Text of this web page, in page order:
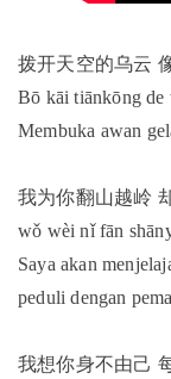
拨开天空的乌云
Bō kāi tiānkōng
Membuka awan
我为你翻山越岭
wǒ wèi nǐ fān
Saya akan
peduli dengan
我想你身不由己